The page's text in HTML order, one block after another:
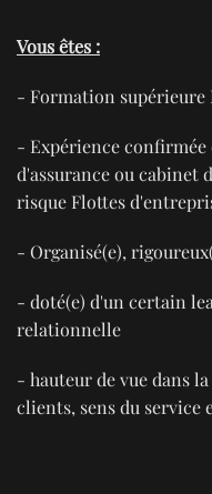
Vous êtes :
- Formation supérieure
- Expérience confirmée
d'assurance ou cabinet
risque Flottes
- Organisé(e),
- doté(e) d'un certain
relationnelle
- hauteur de vue dans
clients, sens du service